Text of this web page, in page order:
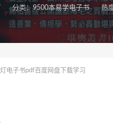
分类：9500本易学电子书 热
电子书pdf百度网盘下载学习